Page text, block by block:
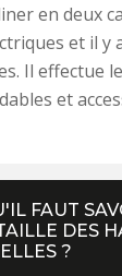
en deux
et il y
Il effectue
et
FAUT
DES
?